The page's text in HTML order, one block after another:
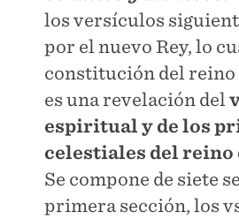
los versículos
por el nuevo Rey, lo
constitución del reino
es una revelación del
espiritual y de los
celestiales del reino
Se compone de siete
primera sección, los